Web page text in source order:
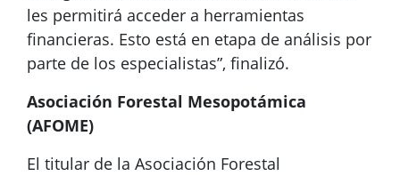
les permitirá acceder a herramientas
financieras. Esto está en etapa de análisis por
parte de los especialistas”, finalizó.
Asociación Forestal Mesopotámica
(AFOME)
El titular de la Asociación Forestal